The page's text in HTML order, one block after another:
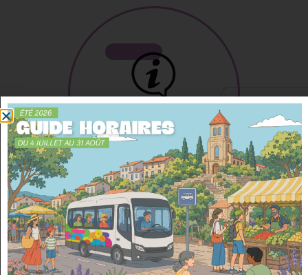
le service scolaire